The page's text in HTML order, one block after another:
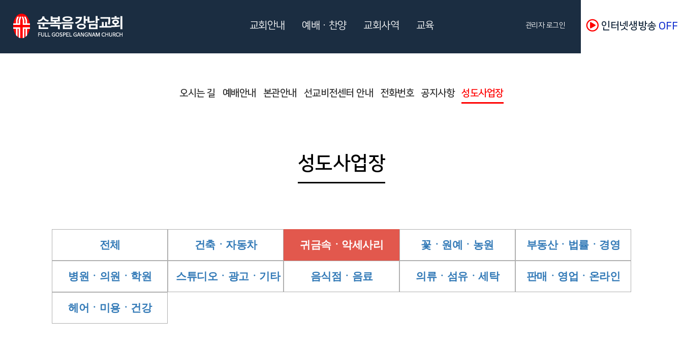
오시는 길 예배안내 본관안내 선교비전센터 안내 전화번호 공지사항 성도사업장
성도사업장
전체 건축ㆍ자동차 귀금속ㆍ악세사리 꽃ㆍ원예ㆍ농원 부동산ㆍ법률ㆍ경영
병원ㆍ의원ㆍ학원 스튜디오ㆍ광고ㆍ기타 음식점ㆍ음료 의류ㆍ섬유ㆍ세탁 판매ㆍ영업ㆍ온라인
헤어ㆍ미용ㆍ건강
교회안내 예배ㆍ찬양 교회사역 교육 관리자 로그인 인터넷생방송 OFF